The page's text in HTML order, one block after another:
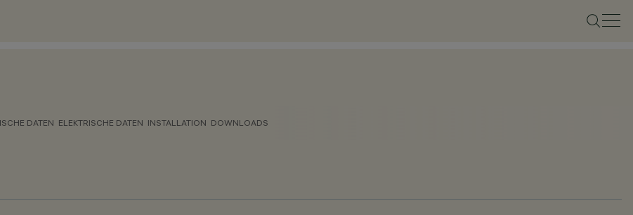
DATEN ELEKTRISCHE DATEN INSTALLATION DOWNLOADS